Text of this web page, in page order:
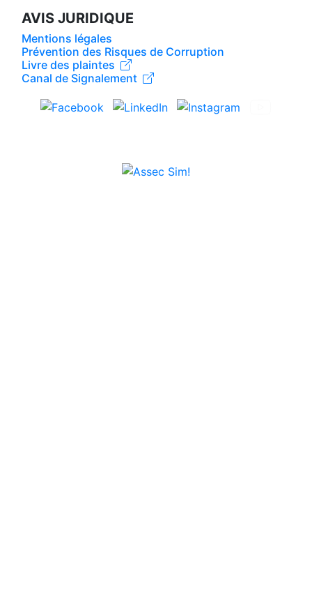
AVIS JURIDIQUE
Mentions légales
Prévention des Risques de Corruption
Livre des plaintes
Canal de Signalement